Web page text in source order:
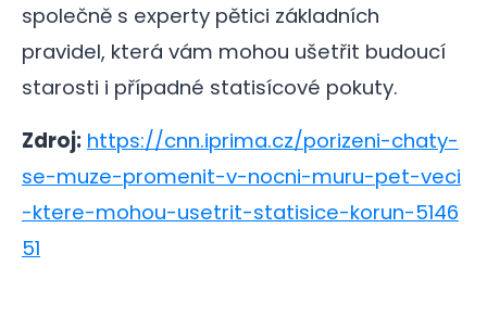
společně s experty pětici základních
pravidel, která vám mohou ušetřit budoucí
starosti i případné statisícové pokuty.
Zdroj: https://cnn.iprima.cz/porizeni-chaty-
se-muze-promenit-v-nocni-muru-pet-veci
-ktere-mohou-usetrit-statisice-korun-5146
51